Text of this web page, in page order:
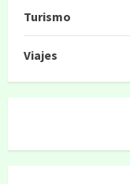
Turismo
Viajes